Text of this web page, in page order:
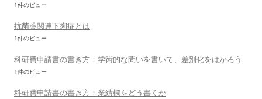
1件のビュー
抗菌薬関連下痢症とは
1件のビュー
科研費申請書の書き方：学術的な問いを書いて、差別化をはかろう
1件のビュー
科研費申請書の書き方：業績欄をどう書くか